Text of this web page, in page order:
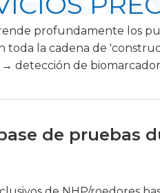
profundamente los
toda la cadena de
→ detección de
de pruebas